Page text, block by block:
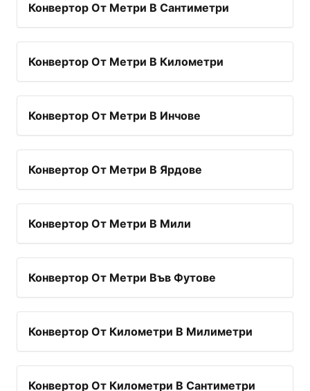
Конвертор От Метри В Сантиметри
Конвертор От Метри В Километри
Конвертор От Метри В Инчове
Конвертор От Метри В Ярдове
Конвертор От Метри В Мили
Конвертор От Метри Във Футове
Конвертор От Километри В Милиметри
Конвертор От Километри В Сантиметри